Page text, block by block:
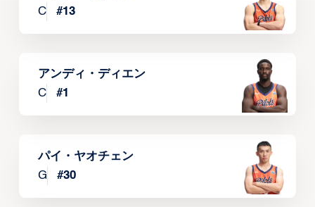
C
#13
アンディ・ディエン
C
#1
パイ・ヤオチェン
G
#30